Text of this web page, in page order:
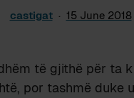
castigat 15 June 2018
të gjithë për ta
por tashmë duke